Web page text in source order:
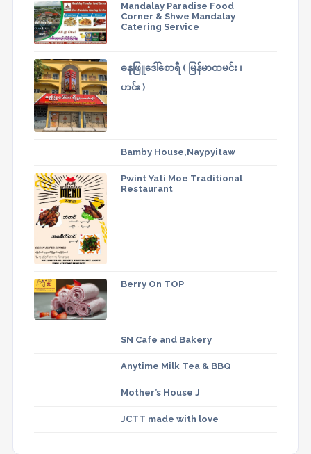
Mandalay Paradise Food
Corner & Shwe Mandalay
Catering Service
ဓနုဖြူဒေါ်စောရီ ( မြန်မာထမင်း ၊
ဟင်း )
Bamby House,Naypyitaw
Pwint Yati Moe Traditional
Restaurant
Berry On TOP
SN Cafe and Bakery
Anytime Milk Tea & BBQ
Mother’s House J
JCTT made with love